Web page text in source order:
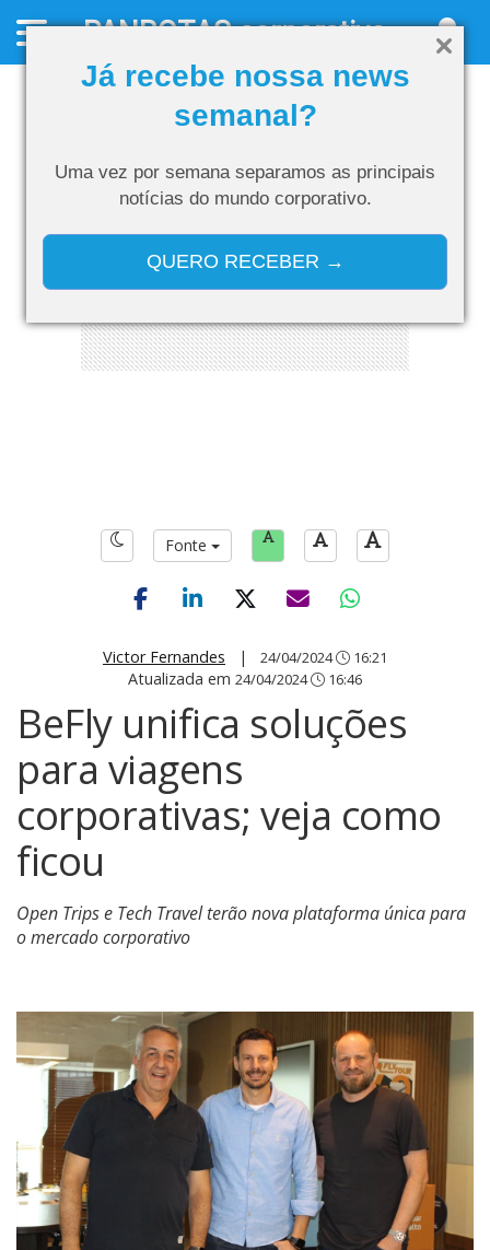
Já recebe nossa news
semanal?
Uma vez por semana separamos as principais
notícias do mundo corporativo.
QUERO RECEBER →
PANROTAScorporativo
Fonte
Victor Fernandes | 24/04/2024 16:21
Atualizada em 24/04/2024 16:46
BeFly unifica soluções
para viagens
corporativas; veja como
ficou
Open Trips e Tech Travel terão nova plataforma única para
o mercado corporativo